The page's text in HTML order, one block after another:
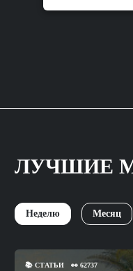
ЛУЧШИЕ
Неделю Месяц
📚 СТАТЬИ 👀 62737